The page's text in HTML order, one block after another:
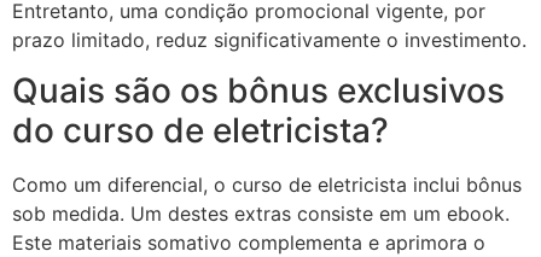
Entretanto, uma condição promocional vigente, por
prazo limitado, reduz significativamente o investimento.
Quais são os bônus exclusivos
do curso de eletricista?
Como um diferencial, o curso de eletricista inclui bônus
sob medida. Um destes extras consiste em um ebook.
Este materiais somativo complementa e aprimora o